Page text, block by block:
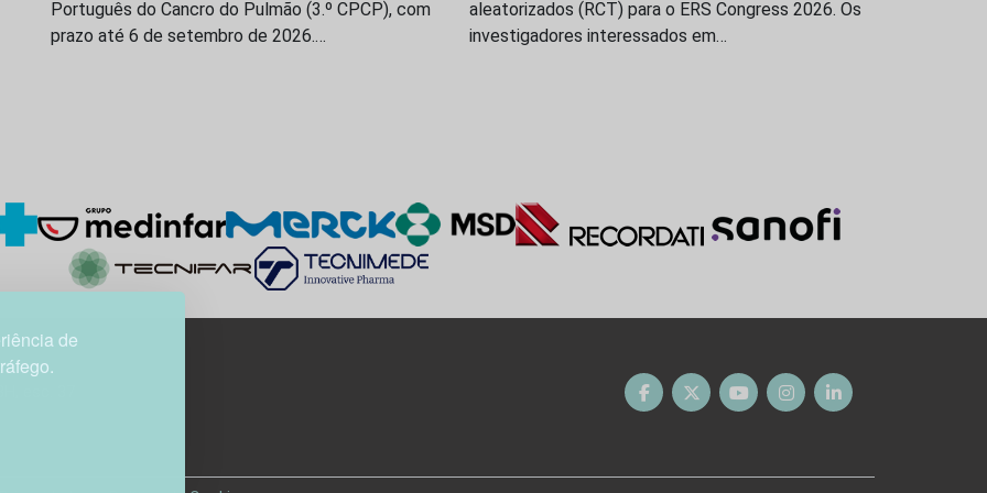
de
Português do Cancro do Pulmão (3.º CPCP), com
prazo até 6 de setembro de 2026.…
aleatorizados (RCT) para o ERS Congress 2026. Os
investigadores interessados em…